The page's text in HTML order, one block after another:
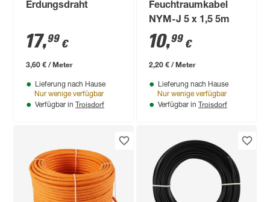
Erdungsdraht
17,99 €
3,60 € / Meter
Lieferung nach Hause
Nur wenige verfügbar
Verfügbar in Troisdorf
Feuchtraumkabel
NYM-J 5 x 1,5 5m
10,99 €
2,20 € / Meter
Lieferung nach Hause
Nur wenige verfügbar
Verfügbar in Troisdorf